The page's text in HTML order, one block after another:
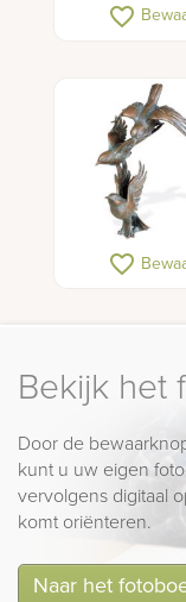
favorite_border
favorite_border
Bekijk het
Door de
kunt u uw eigen
vervolgens digitaal
komt oriënteren.
Naar het